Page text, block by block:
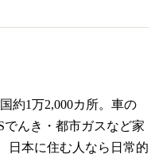
約1万2,000カ所。車の
んき・都市ガスなど家
日本に住む人なら日常的